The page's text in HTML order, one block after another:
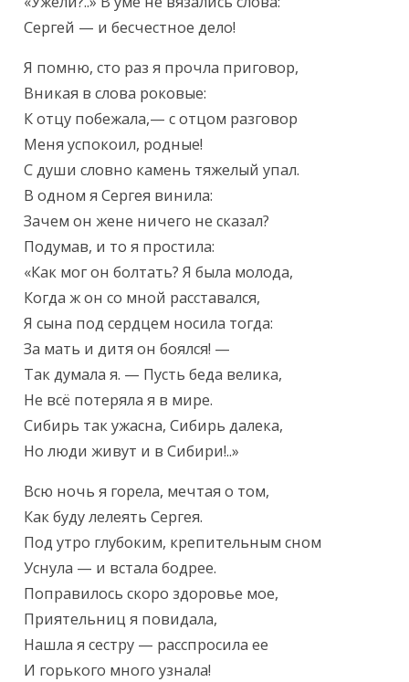
Сергей — и бесчестное дело!
Я помню, сто раз я прочла приговор,
Вникая в слова роковые:
К отцу побежала,— с отцом разговор
Меня успокоил, родные!
С души словно камень тяжелый упал.
В одном я Сергея винила:
Зачем он жене ничего не сказал?
Подумав, и то я простила:
«Как мог он болтать? Я была молода,
Когда ж он со мной расставался,
Я сына под сердцем носила тогда:
За мать и дитя он боялся! —
Так думала я. — Пусть беда велика,
Не всё потеряла я в мире.
Сибирь так ужасна, Сибирь далека,
Но люди живут и в Сибири!..»
Всю ночь я горела, мечтая о том,
Как буду лелеять Сергея.
Под утро глубоким, крепительным сном
Уснула — и встала бодрее.
Поправилось скоро здоровье мое,
Приятельниц я повидала,
Нашла я сестру — расспросила ее
И горького много узнала!